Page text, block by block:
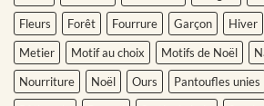
Fleurs
Forêt Fourrure Garçon Hiver
Metier
Motif au choix Motifs de Noël
Nourriture
Noël Ours Pantoufles unies